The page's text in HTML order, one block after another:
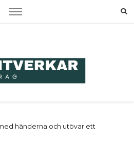
händerna och utövar ett